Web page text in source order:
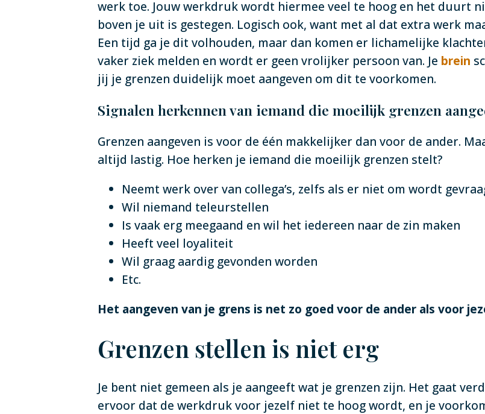
werk toe. Jouw werkdruk wordt hiermee veel te hoog en het duurt
boven je uit is gestegen. Logisch ook, want met al dat extra werk
Een tijd ga je dit volhouden, maar dan komen er lichamelijke
vaker ziek melden en wordt er geen vrolijker persoon van. Je brein
jij je grenzen duidelijk moet aangeven om dit te voorkomen.
Signalen herkennen van iemand die moeilijk grenzen
Grenzen aangeven is voor de één makkelijker dan voor de ander.
altijd lastig. Hoe herken je iemand die moeilijk grenzen stelt?
Neemt werk over van collega’s, zelfs als er niet om wordt
Wil niemand teleurstellen
Is vaak erg meegaand en wil het iedereen naar de zin maken
Heeft veel loyaliteit
Wil graag aardig gevonden worden
Etc.
Het aangeven van je grens is net zo goed voor de ander als voor
Grenzen stellen is niet erg
Je bent niet gemeen als je aangeeft wat je grenzen zijn. Het gaat
ervoor dat de werkdruk voor jezelf niet te hoog wordt, en je